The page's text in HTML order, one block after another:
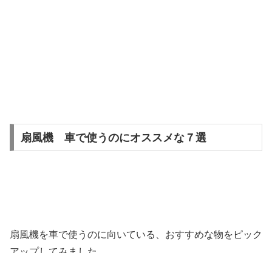
扇風機 車で使うのにオススメな７選
扇風機を車で使うのに向いている、おすすめな物をピック